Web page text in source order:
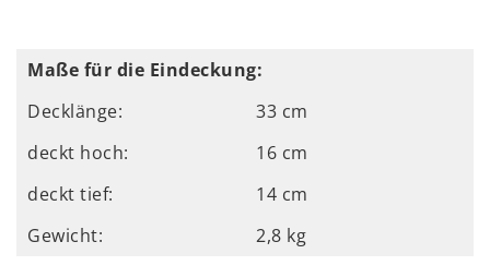
Maße für die Eindeckung:
Decklänge:
33 cm
deckt hoch:
16 cm
deckt tief:
14 cm
Gewicht:
2,8 kg